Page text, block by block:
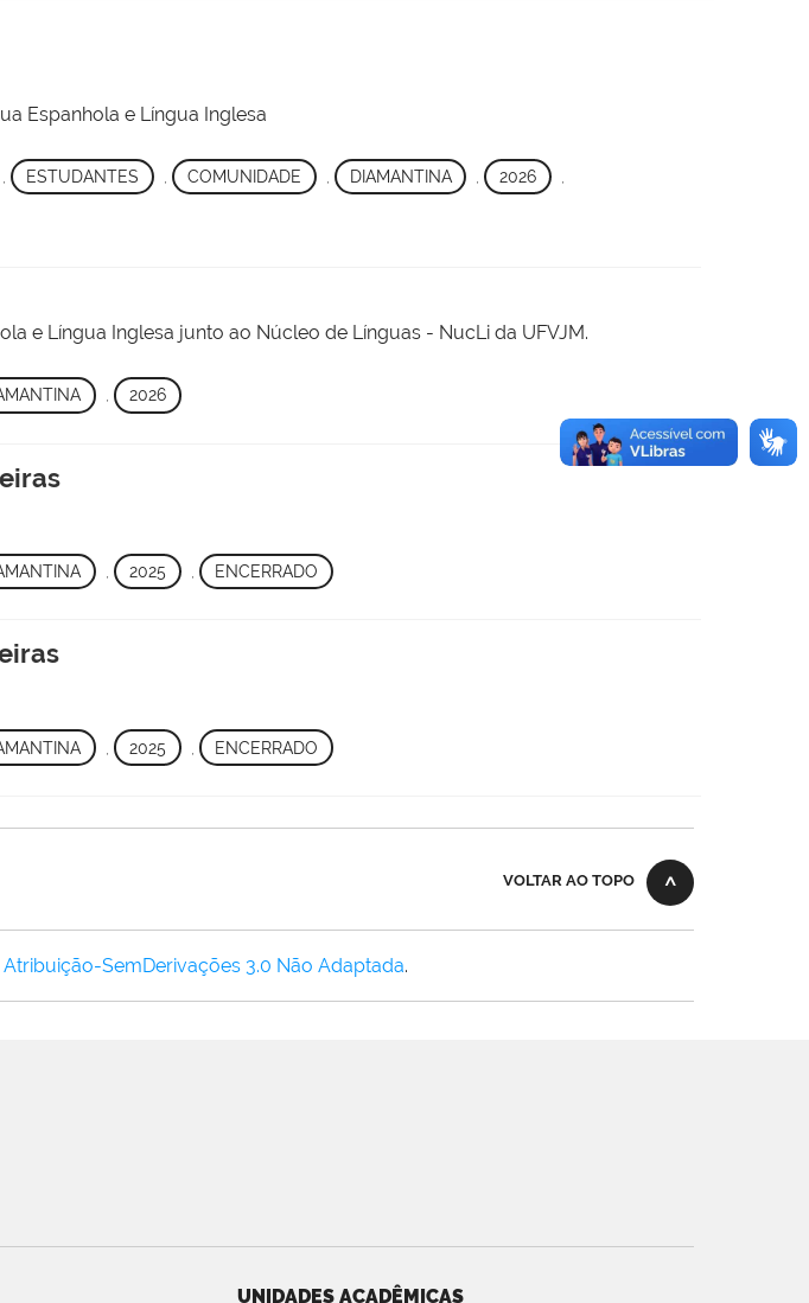
Espanhola e Língua Inglesa
, ESTUDANTES COMUNIDADE DIAMANTINA , 2026
e Língua Inglesa junto ao Núcleo de Línguas - NucLi da UFVJM.
, 2026
, 2025 ENCERRADO
, 2025 ENCERRADO
VOLTAR AO TOPO
SemDerivações 3.0 Não Adaptada.
UNIDADES ACADÊMICAS